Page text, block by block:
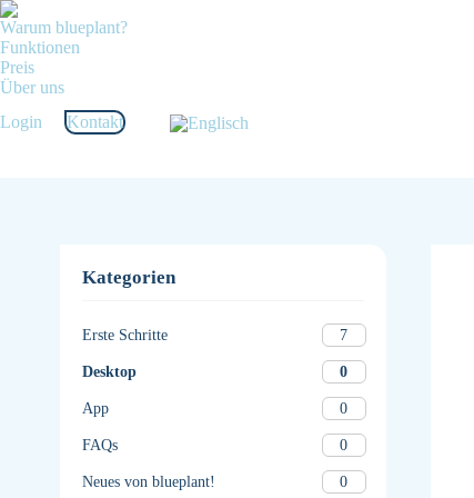
Warum blueplant?
Funktionen
Preis
Über uns
Login
Kontakt
Kategorien
Erste Schritte 7
Desktop 0
App 0
FAQs 0
Neues von blueplant! 0